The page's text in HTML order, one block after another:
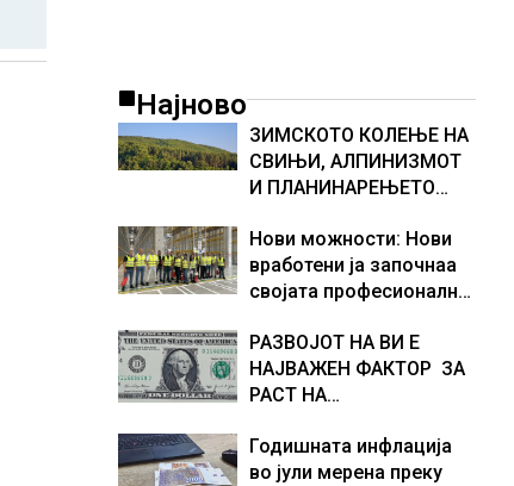
Најново
ЗИМСКОТО КОЛЕЊЕ НА
СВИЊИ, АЛПИНИЗМОТ
И ПЛАНИНАРЕЊЕТО
НА КУЛТУРНО
НАСЛЕДСТВО НА
СЛОВЕНИЈА
Нови можности: Нови
вработени ја започнаа
својата професионална
Логистичкиот центар во
Куманово
РАЗВОЈОТ НА ВИ Е
НАЈВАЖЕН ФАКТОР ЗА
РАСТ НА
ЕКОНОМИЈА
Годишната инфлација
во јули мерена преку